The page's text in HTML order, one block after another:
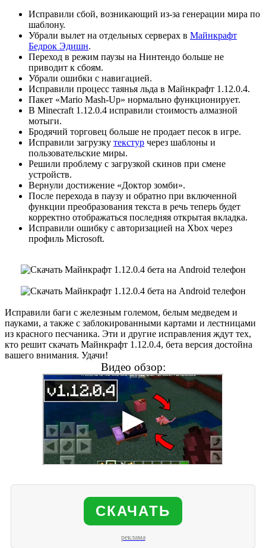
Исправили сбой, возникающий из-за генерации мира по
шаблону.
Убрали вылет на отдельных серверах в Майнкрафт
Бедрок Эдишн.
Переход в режим паузы на Нинтендо больше не
приводит к сбоям.
Убрали ошибки с навигацией.
Исправили процесс таянья льда в Майнкрафт 1.12.0.4.
Пакет «Mario Mash-Up» нормально функционирует.
В Minecraft 1.12.0.4 исправили стоимость алмазной
мотыги.
Бродячий торговец больше не продает песок в игре.
Исправили загрузку текстур через шаблоны и
пользовательские миры.
Решили проблему с загрузкой скинов при смене
устройств.
Вернули достижение «Доктор зомби».
После перехода в паузу и обратно при включенной
функции преобразования текста в речь теперь будет
корректно отображаться последняя открытая вкладка.
Исправили ошибку с авторизацией на Xbox через
профиль Microsoft.
Исправили баги с железным големом, белым медведем и
пауками, а также с заблокированными картами и лестницами
из красного песчаника. Эти и другие исправления ждут тех,
кто решит скачать Майнкрафт 1.12.0.4, бета версия достойна
вашего внимания. Удачи!
Видео обзор:
СКАЧАТЬ
реклама